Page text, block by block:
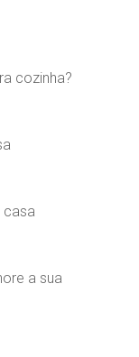
cozinha?
casa
a sua